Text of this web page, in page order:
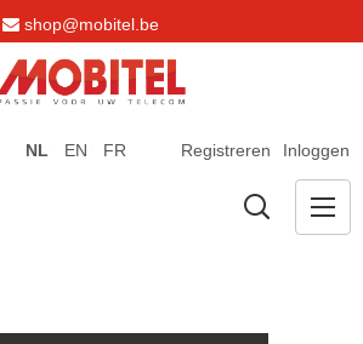
shop@mobitel.be
Registreren Inloggen
NL EN FR